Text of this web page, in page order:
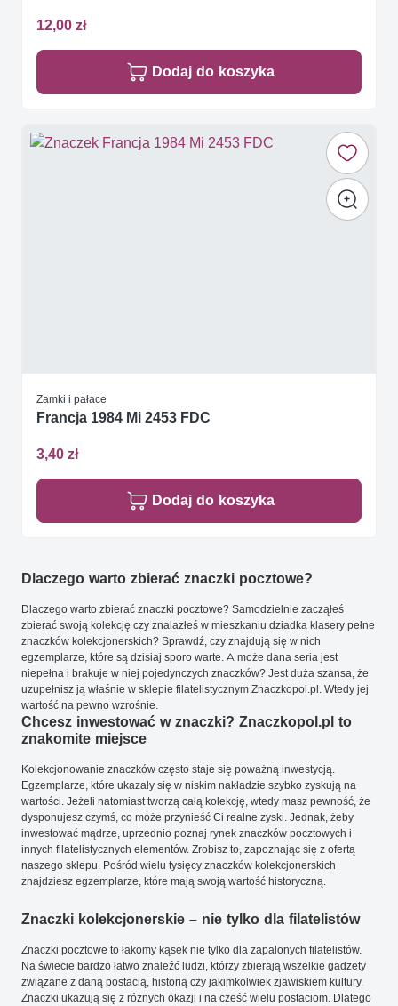
12,00 zł
Dodaj do koszyka
Zamki i pałace
Francja 1984 Mi 2453 FDC
3,40 zł
Dodaj do koszyka
Dlaczego warto zbierać znaczki pocztowe?
Dlaczego warto zbierać znaczki pocztowe? Samodzielnie zacząłeś
zbierać swoją kolekcję czy znalazłeś w mieszkaniu dziadka klasery pełne
znaczków kolekcjonerskich? Sprawdź, czy znajdują się w nich
egzemplarze, które są dzisiaj sporo warte. A może dana seria jest
niepełna i brakuje w niej pojedynczych znaczków? Jest duża szansa, że
uzupełnisz ją właśnie w sklepie filatelistycznym Znaczkopol.pl. Wtedy jej
wartość na pewno wzrośnie.
Chcesz inwestować w znaczki? Znaczkopol.pl to
znakomite miejsce
Kolekcjonowanie znaczków często staje się poważną inwestycją.
Egzemplarze, które ukazały się w niskim nakładzie szybko zyskują na
wartości. Jeżeli natomiast tworzą całą kolekcję, wtedy masz pewność, że
dysponujesz czymś, co może przynieść Ci realne zyski. Jednak, żeby
inwestować mądrze, uprzednio poznaj rynek znaczków pocztowych i
innych filatelistycznych elementów. Zrobisz to, zapoznając się z ofertą
naszego sklepu. Pośród wielu tysięcy znaczków kolekcjonerskich
znajdziesz egzemplarze, które mają swoją wartość historyczną.
Znaczki kolekcjonerskie – nie tylko dla filatelistów
Znaczki pocztowe to łakomy kąsek nie tylko dla zapalonych filatelistów.
Na świecie bardzo łatwo znaleźć ludzi, którzy zbierają wszelkie gadżety
związane z daną postacią, historią czy jakimkolwiek zjawiskiem kultury.
Znaczki ukazują się z różnych okazji i na cześć wielu postaciom. Dlatego